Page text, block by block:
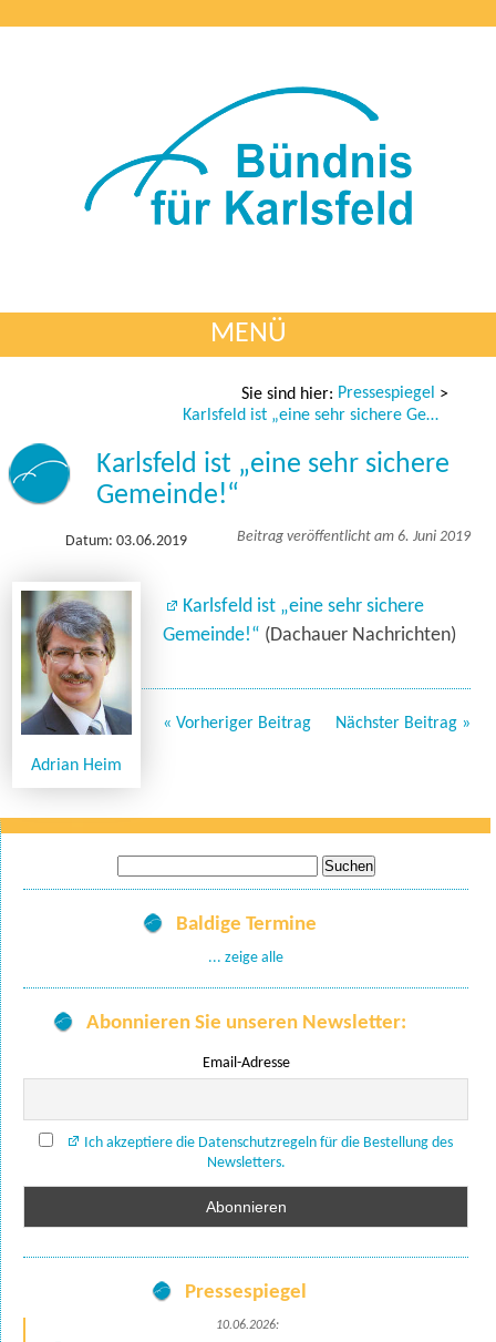
MENÜ
Sie sind hier: Pressespiegel >
Karlsfeld ist „eine sehr sichere Gemeinde!“
Karlsfeld ist „eine sehr sichere
Gemeinde!“
Datum: 03.06.2019 Beitrag veröffentlicht am 6. Juni 2019
Adrian Heim
Karlsfeld ist „eine sehr sichere
Gemeinde!“ (Dachauer Nachrichten)
« Vorheriger Beitrag Nächster Beitrag »
nach:
Baldige Termine
... zeige alle
Abonnieren Sie unseren Newsletter:
Email-Adresse
Ich akzeptiere die Datenschutzregeln für die Bestellung des
Newsletters.
Pressespiegel
10.06.2026: